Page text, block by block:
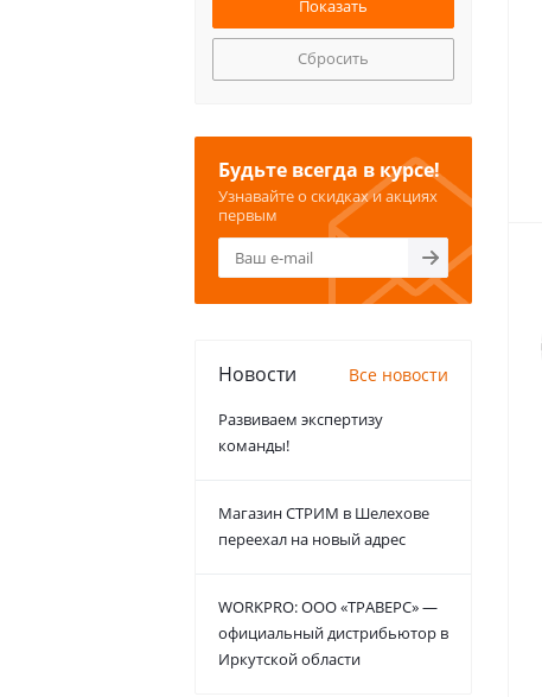
Сбросить
Будьте всегда в курсе!
Узнавайте о скидках и акциях
первым
Новости Все новости
Развиваем экспертизу
команды!
Магазин СТРИМ в Шелехове
переехал на новый адрес
WORKPRO: ООО «ТРАВЕРС» —
официальный дистрибьютор в
Иркутской области